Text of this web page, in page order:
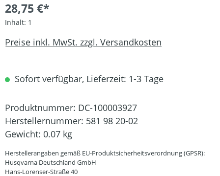
28,75 €*
Inhalt: 1
Preise inkl. MwSt. zzgl. Versandkosten
Sofort verfügbar, Lieferzeit: 1-3 Tage
Produktnummer: DC-100003927
Herstellernummer: 581 98 20-02
Gewicht: 0.07 kg
Herstellerangaben gemäß EU-Produktsicherheitsverordnung (GPSR):
Husqvarna Deutschland GmbH
Hans-Lorenser-Straße 40